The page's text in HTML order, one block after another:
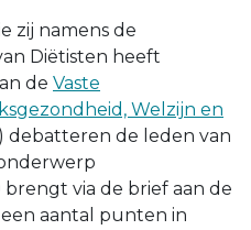
zij namens de
Diëtisten heeft
de Vaste
Welzijn en
debatteren de leden van
brengt via de brief aan de
aantal punten in